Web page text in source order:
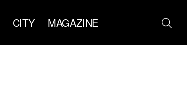
CITY MAGAZINE